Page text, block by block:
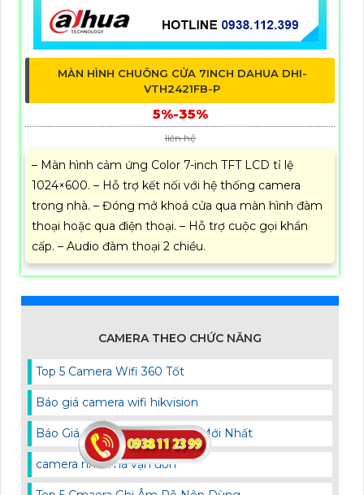
MÀN HÌNH CHUÔNG CỬA 7INCH DAHUA DHI-
VTH2421FB-P
5%-35%
liên hệ
– Màn hình cảm ứng Color 7-inch TFT LCD tỉ lệ
1024×600. – Hỗ trợ kết nối với hệ thống camera
trong nhà. – Đóng mở khoá cửa qua màn hình đàm
thoại hoặc qua điện thoại. – Hỗ trợ cuộc gọi khẩn
cấp. – Audio đàm thoại 2 chiều.
CAMERA THEO CHỨC NĂNG
Top 5 Camera Wifi 360 Tốt
Báo giá camera wifi hikvision
Báo Giá Camera IP Hikvision Mới Nhất
camera nhìn mã vận đơn